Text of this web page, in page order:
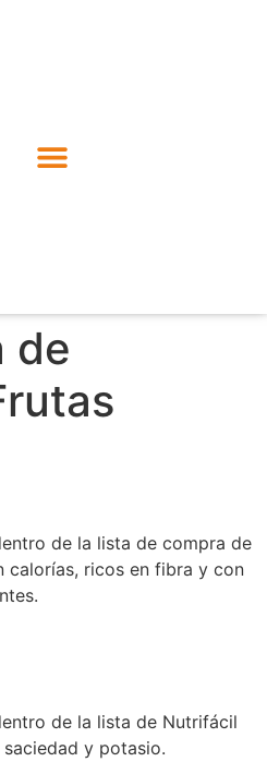
de
de la lista de compra de
calorías, ricos en fibra y con
de la lista de Nutrifácil
y potasio.